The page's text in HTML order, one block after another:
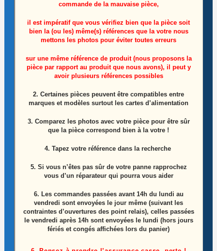
Ensemble Haut Parleurs Télé Continental
Lire la suite
commande de la mauvaise pièce,
il est impératif que vous vérifiez bien que la pièce soit
bien la (ou les) même(s) références que la votre nous
mettons les photos pour éviter toutes erreurs
sur une même référence de produit (nous proposons la
pièce par rapport au produit que nous avons), il peut y
avoir plusieurs références possibles
2. Certaines pièces peuvent être compatibles entre
marques et modèles surtout les cartes d’alimentation
3. Comparez les photos avec votre pièce pour être sûr
que la pièce correspond bien à la votre !
4. Tapez votre référence dans la recherche
5. Si vous n’êtes pas sûr de votre panne rapprochez
vous d’un réparateur qui pourra vous aider
6. Les commandes passées avant 14h du lundi au
vendredi sont envoyées le jour même (suivant les
contraintes d’ouvertures des point relais), celles passées
le vendredi après 14h sont envoyées le lundi (hors jours
fériés et congés affichées lors du panier)